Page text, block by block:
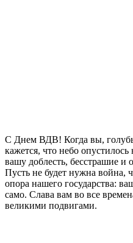
С Днем ВДВ! Когда вы,
кажется, что небо
вашу доблесть, бесстрашие и
Пусть не будет нужна война,
опора нашего государства:
само. Слава вам во все
великими подвигами.